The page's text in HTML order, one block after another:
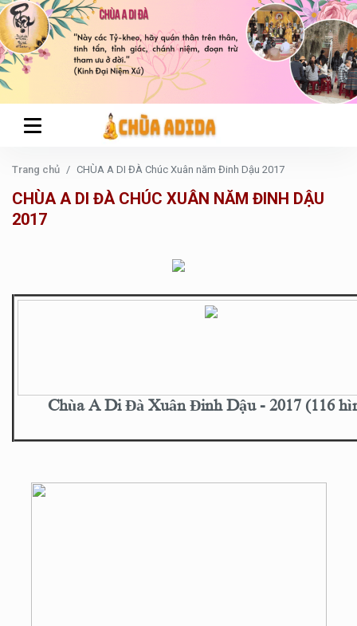
Trang chủ CHÙA A DI ĐÀ Chúc Xuân năm Đinh Dậu 2017
CHÙA A DI ĐÀ CHÚC XUÂN NĂM ĐINH DẬU
2017
Chùa A Di Đà Xuân Đinh Dậu - 2017 (116